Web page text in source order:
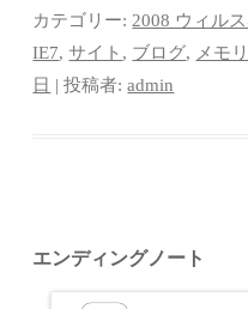
bo
ok
tte
r
カテゴリー: 2008 ウィル
IE7,サイト , ブログ, メモ
日 |投稿者:admin
エンディングノート